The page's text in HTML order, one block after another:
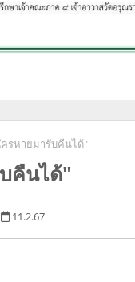
ครหายมารับคืนได้"
คืนได้"
11.2.67